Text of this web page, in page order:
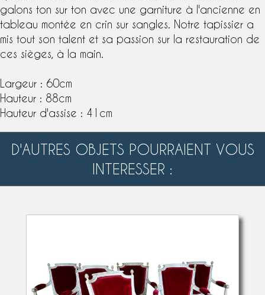
galons ton sur ton avec une garniture à l'ancienne en
tableau montée en crin sur sangles. Notre tapissier a
mis tout son talent et sa passion sur la restauration de
ces sièges, à la main.
Largeur : 60cm
Hauteur : 88cm
Hauteur d'assise : 41cm
D'AUTRES OBJETS POURRAIENT VOUS
INTERESSER :